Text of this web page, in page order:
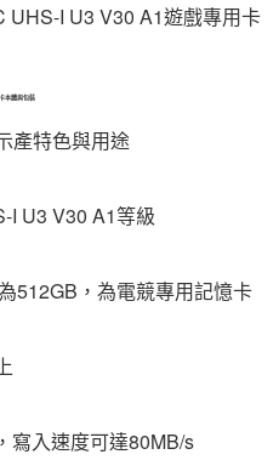
UHS-I U3 V30 A1遊戲專用卡
本體與包裝
產特色與用途
I U3 V30 A1等級
512GB，為電競專用記憶卡
寫入速度可達80MB/s